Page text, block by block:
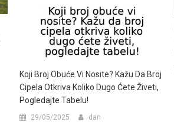
Koji Broj Obuće Vi Nosite? Kažu Da Broj
Cipela Otkriva Koliko Dugo Ćete Živeti,
Pogledajte Tabelu!
29/05/2025 dan